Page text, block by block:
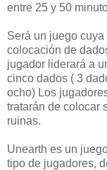
entre 25 y 50
Será un juego
colocación de
jugador liderará a
cinco dados ( 3
ocho) Los
tratarán de colocar
ruinas.
Unearth es un
tipo de jugadores,